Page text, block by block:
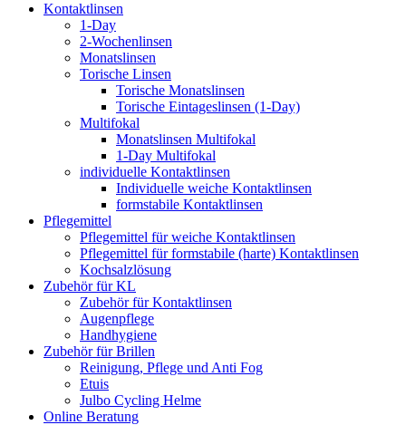
Kontaktlinsen
1-Day
2-Wochenlinsen
Monatslinsen
Torische Linsen
Torische Monatslinsen
Torische Eintageslinsen (1-Day)
Multifokal
Monatslinsen Multifokal
1-Day Multifokal
individuelle Kontaktlinsen
Individuelle weiche Kontaktlinsen
formstabile Kontaktlinsen
Pflegemittel
Pflegemittel für weiche Kontaktlinsen
Pflegemittel für formstabile (harte) Kontaktlinsen
Kochsalzlösung
Zubehör für KL
Zubehör für Kontaktlinsen
Augenpflege
Handhygiene
Zubehör für Brillen
Reinigung, Pflege und Anti Fog
Etuis
Julbo Cycling Helme
Online Beratung